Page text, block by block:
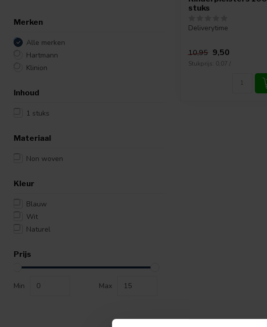
Merken
Alle merken
Hartmann
Klinion
Inhoud
1 stuks
Materiaal
Non woven
Kleur
Blauw
Wit
Naturel
Prijs
Min Max
stuks
Deliverytime
10,95 9,50
Stukprijs: 0,07 /